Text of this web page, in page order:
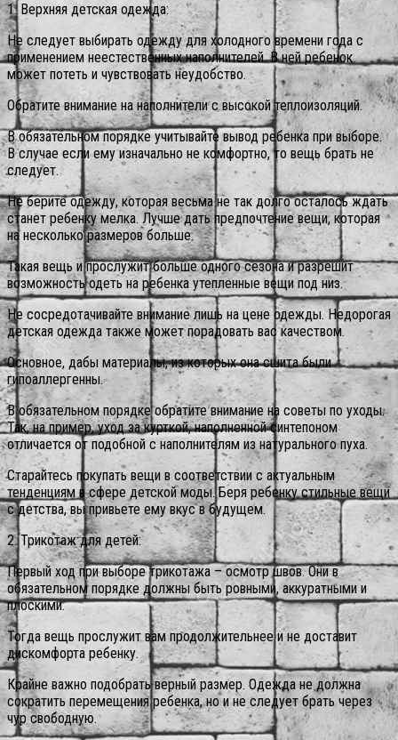
1. Верхняя детская одежда:
Не следует выбирать одежду для холодного времени года с
применением неестественных наполнителей. В ней ребенок
может потеть и чувствовать неудобство.
Обратите внимание на наполнители с высокой теплоизоляций.
В обязательном порядке учитывайте вывод ребенка при выборе.
В случае если ему изначально не комфортно, то вещь брать не
следует.
Не берите одежду, которая весьма не так долго осталось ждать
станет ребенку мелка. Лучше дать предпочтение вещи, которая
на несколько размеров больше.
Такая вещь и прослужит больше одного сезона и разрешит
возможность одеть на ребенка утепленные вещи под низ.
Не сосредотачивайте внимание лишь на цене одежды. Недорогая
детская одежда также может порадовать вас качеством.
Основное, дабы материалы, из которых она сшита были
гипоаллергенны.
В обязательном порядке обратите внимание на советы по уходы.
Так, на пример, уход за курткой, наполненной синтепоном
отличается от подобной с наполнителям из натурального пуха.
Старайтесь покупать вещи в соответствии с актуальным
тенденциям в сфере детской моды. Беря ребенку стильные вещи
с детства, вы привьете ему вкус в будущем.
2. Трикотаж для детей:
Первый ход при выборе трикотажа – осмотр швов. Они в
обязательном порядке должны быть ровными, аккуратными и
плоскими.
Тогда вещь прослужит вам продолжительнее и не доставит
дискомфорта ребенку.
Крайне важно подобрать верный размер. Одежда не должна
сократить перемещения ребенка, но и не следует брать через
чур свободную.